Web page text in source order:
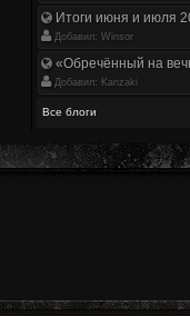
Итоги июня и июля
Добавил: Winsor
«Обречённый на
Добавил: Kanzaki
Все блоги